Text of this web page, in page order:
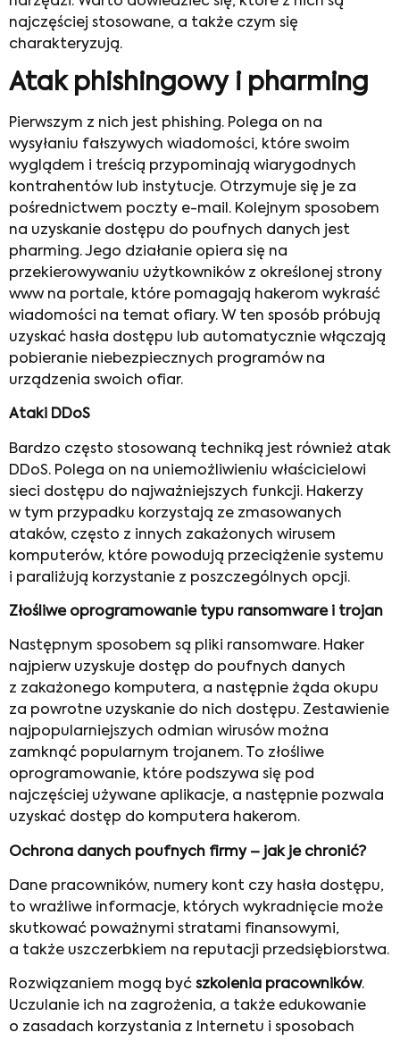
najczęściej stosowane, a także czym się
charakteryzują.
Atak phishingowy i pharming
Pierwszym z nich jest phishing. Polega on na
wysyłaniu fałszywych wiadomości, które swoim
wyglądem i treścią przypominają wiarygodnych
kontrahentów lub instytucje. Otrzymuje się je za
pośrednictwem poczty e-mail. Kolejnym sposobem
na uzyskanie dostępu do poufnych danych jest
pharming. Jego działanie opiera się na
przekierowywaniu użytkowników z określonej strony
www na portale, które pomagają hakerom wykraść
wiadomości na temat ofiary. W ten sposób próbują
uzyskać hasła dostępu lub automatycznie włączają
pobieranie niebezpiecznych programów na
urządzenia swoich ofiar.
Ataki DDoS
Bardzo często stosowaną techniką jest również atak
DDoS. Polega on na uniemożliwieniu właścicielowi
sieci dostępu do najważniejszych funkcji. Hakerzy
w tym przypadku korzystają ze zmasowanych
ataków, często z innych zakażonych wirusem
komputerów, które powodują przeciążenie systemu
i paraliżują korzystanie z poszczególnych opcji.
Złośliwe oprogramowanie typu ransomware i trojan
Następnym sposobem są pliki ransomware. Haker
najpierw uzyskuje dostęp do poufnych danych
z zakażonego komputera, a następnie żąda okupu
za powrotne uzyskanie do nich dostępu. Zestawienie
najpopularniejszych odmian wirusów można
zamknąć popularnym trojanem. To złośliwe
oprogramowanie, które podszywa się pod
najczęściej używane aplikacje, a następnie pozwala
uzyskać dostęp do komputera hakerom.
Ochrona danych poufnych firmy – jak je chronić?
Dane pracowników, numery kont czy hasła dostępu,
to wrażliwe informacje, których wykradnięcie może
skutkować poważnymi stratami finansowymi,
a także uszczerbkiem na reputacji przedsiębiorstwa.
Rozwiązaniem mogą być szkolenia pracowników.
Uczulanie ich na zagrożenia, a także edukowanie
o zasadach korzystania z Internetu i sposobach